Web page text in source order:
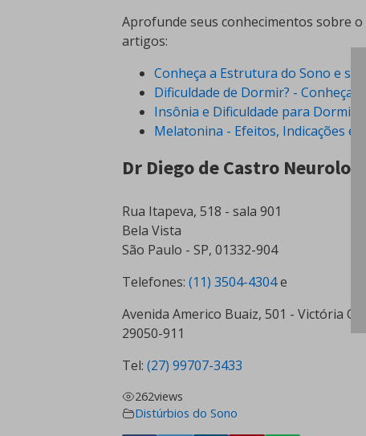
Aprofunde seus conhecimentos sobre
artigos:
Conheça a Estrutura do Sono e
Dificuldade de Dormir? - Conheça
Insônia e Dificuldade para Dormir
Melatonina - Efeitos, Indicações e
Dr Diego de Castro
Rua Itapeva, 518 - sala 901
Bela Vista
São Paulo - SP, 01332-904
Telefones: (11) 3504-4304e
Avenida Americo Buaiz, 501 - Victória
29050-911
Tel: (27) 99707-3433
262views
Distúrbios do Sono